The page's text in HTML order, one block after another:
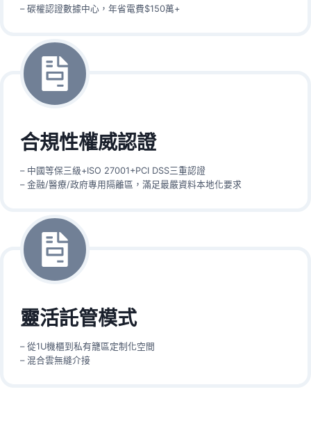
– 碳權認證數據中心，年省電費$150萬+
合規性權威認證
– 中國等保三級+ISO 27001+PCI DSS三重認證
– 金融/醫療/政府專用隔離區，滿足最嚴資料本地化要求
靈活託管模式
– 從1U機櫃到私有籠區定制化空間
– 混合雲無縫介接